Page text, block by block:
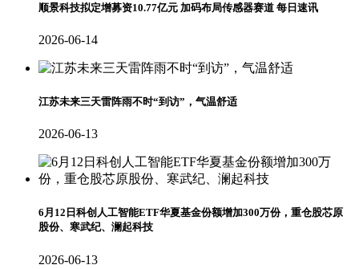
顺景科技拟定增募资10.77亿元 加码布局传感器赛道 每日速讯
2026-06-14
江苏未来三天雷阵雨不时“到访”，气温舒适
2026-06-13
6月12日科创人工智能ETF华夏基金份额增加300万份，重仓股芯原
股份、寒武纪、澜起科技
2026-06-13